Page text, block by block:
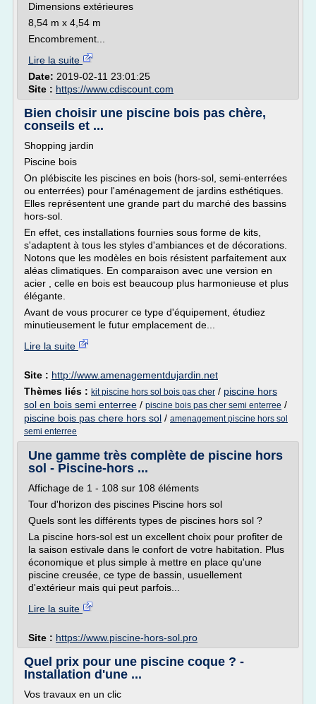
Dimensions extérieures
8,54 m x 4,54 m
Encombrement...
Lire la suite
Date: 2019-02-11 23:01:25
Site : https://www.cdiscount.com
Bien choisir une piscine bois pas chère,
conseils et ...
Shopping jardin
Piscine bois
On plébiscite les piscines en bois (hors-sol, semi-enterrées
ou enterrées) pour l'aménagement de jardins esthétiques.
Elles représentent une grande part du marché des bassins
hors-sol.
En effet, ces installations fournies sous forme de kits,
s'adaptent à tous les styles d'ambiances et de décorations.
Notons que les modèles en bois résistent parfaitement aux
aléas climatiques. En comparaison avec une version en
acier , celle en bois est beaucoup plus harmonieuse et plus
élégante.
Avant de vous procurer ce type d'équipement, étudiez
minutieusement le futur emplacement de...
Lire la suite
Site : http://www.amenagementdujardin.net
Thèmes liés : kit piscine hors sol bois pas cher / piscine hors
sol en bois semi enterree / piscine bois pas cher semi enterree /
piscine bois pas chere hors sol / amenagement piscine hors sol
semi enterree
Une gamme très complète de piscine hors
sol - Piscine-hors ...
Affichage de 1 - 108 sur 108 éléments
Tour d'horizon des piscines Piscine hors sol
Quels sont les différents types de piscines hors sol ?
La piscine hors-sol est un excellent choix pour profiter de
la saison estivale dans le confort de votre habitation. Plus
économique et plus simple à mettre en place qu'une
piscine creusée, ce type de bassin, usuellement
d'extérieur mais qui peut parfois...
Lire la suite
Site : https://www.piscine-hors-sol.pro
Quel prix pour une piscine coque ? -
Installation d'une ...
Vos travaux en un clic